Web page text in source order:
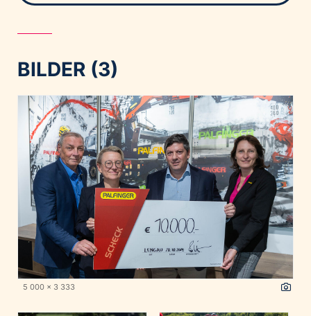
BILDER (3)
5 000 x 3 333